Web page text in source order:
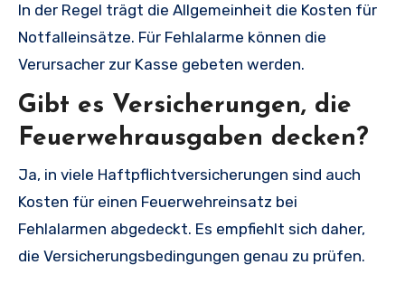
In der Regel trägt die Allgemeinheit die Kosten für
Notfalleinsätze. Für Fehlalarme können die
Verursacher zur Kasse gebeten werden.
Gibt es Versicherungen, die
Feuerwehrausgaben decken?
Ja, in viele Haftpflichtversicherungen sind auch
Kosten für einen Feuerwehreinsatz bei
Fehlalarmen abgedeckt. Es empfiehlt sich daher,
die Versicherungsbedingungen genau zu prüfen.